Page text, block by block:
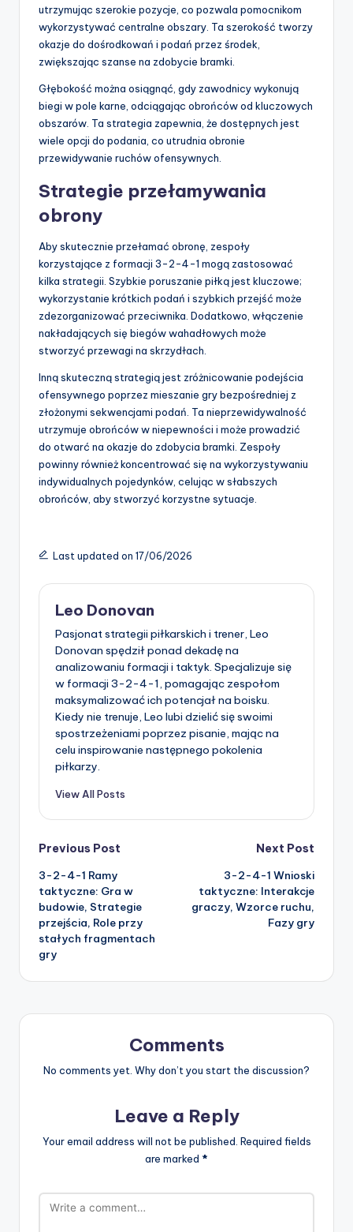
utrzymując szerokie pozycje, co pozwala pomocnikom
wykorzystywać centralne obszary. Ta szerokość tworzy
okazje do dośrodkowań i podań przez środek,
zwiększając szanse na zdobycie bramki.
Głębokość można osiągnąć, gdy zawodnicy wykonują
biegi w pole karne, odciągając obrońców od kluczowych
obszarów. Ta strategia zapewnia, że dostępnych jest
wiele opcji do podania, co utrudnia obronie
przewidywanie ruchów ofensywnych.
Strategie przełamywania
obrony
Aby skutecznie przełamać obronę, zespoły
korzystające z formacji 3-2-4-1 mogą zastosować
kilka strategii. Szybkie poruszanie piłką jest kluczowe;
wykorzystanie krótkich podań i szybkich przejść może
zdezorganizować przeciwnika. Dodatkowo, włączenie
nakładających się biegów wahadłowych może
stworzyć przewagi na skrzydłach.
Inną skuteczną strategią jest zróżnicowanie podejścia
ofensywnego poprzez mieszanie gry bezpośredniej z
złożonymi sekwencjami podań. Ta nieprzewidywalność
utrzymuje obrońców w niepewności i może prowadzić
do otwarć na okazje do zdobycia bramki. Zespoły
powinny również koncentrować się na wykorzystywaniu
indywidualnych pojedynków, celując w słabszych
obrońców, aby stworzyć korzystne sytuacje.
Last updated on 17/06/2026
Leo Donovan
Pasjonat strategii piłkarskich i trener, Leo
Donovan spędził ponad dekadę na
analizowaniu formacji i taktyk. Specjalizuje się
w formacji 3-2-4-1, pomagając zespołom
maksymalizować ich potencjał na boisku.
Kiedy nie trenuje, Leo lubi dzielić się swoimi
spostrzeżeniami poprzez pisanie, mając na
celu inspirowanie następnego pokolenia
piłkarzy.
View All Posts
Post
navigation
Previous Post
3-2-4-1 Ramy
taktyczne: Gra w
budowie, Strategie
przejścia, Role przy
stałych fragmentach
gry
Next Post
3-2-4-1 Wnioski
taktyczne: Interakcje
graczy, Wzorce ruchu,
Fazy gry
Comments
No comments yet. Why don’t you start the discussion?
Leave a Reply
Your email address will not be published. Required fields
are marked *